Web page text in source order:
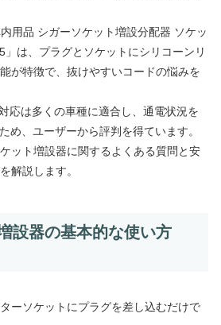
用品 シガーソケット増設分配器 ソケッ
」は、プラグとソケットにシリコーンリ
が特徴で、抜けやすいコードの悩みを
応は多くの車種に適合し、通電状況を
め、ユーザーから評判を得ています。
ット増設器に関するよくある質問と安
解説します。
設器の基本的な使い方
ーソケットにプラグを差し込むだけで